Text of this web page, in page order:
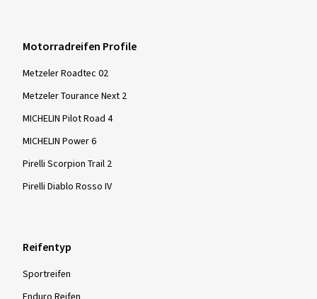
Motorradreifen Profile
Metzeler Roadtec 02
Metzeler Tourance Next 2
MICHELIN Pilot Road 4
MICHELIN Power 6
Pirelli Scorpion Trail 2
Pirelli Diablo Rosso IV
Reifentyp
Sportreifen